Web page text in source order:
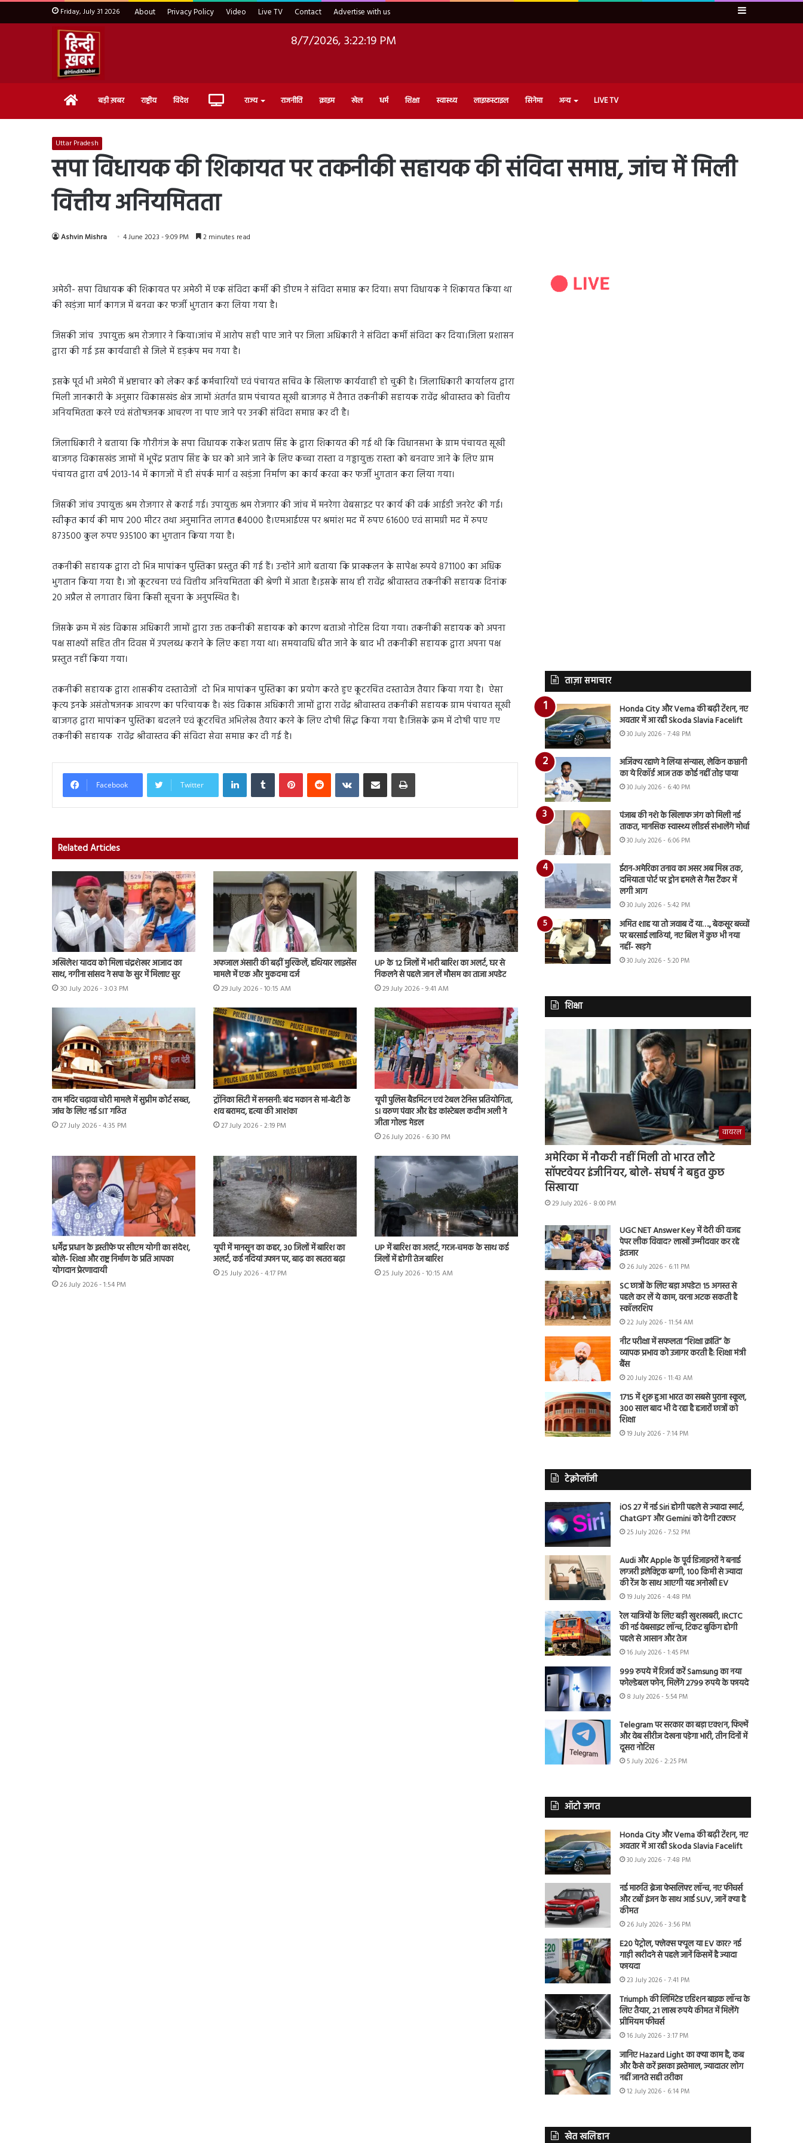
Friday, July 31 2026 About Privacy Policy Video Live TV Contact Advertise with us Sidebar
8/7/2026, 3:22:20 PM
Home बड़ी ख़बर राष्ट्रीय विदेश Live राज्य राजनीति क्राइम खेल धर्म शिक्षा स्वास्थ्य लाइफ़स्टाइल सिनेमा अन्य LIVE TV
Uttar Pradesh
सपा विधायक की शिकायत पर तकनीकी सहायक की संविदा समाप्त, जांच में मिली
वित्तीय अनियमितता
Ashvin Mishra 4 June 2023 - 9:09 PM 2 minutes read
अमेठी- सपा विधायक की शिकायत पर अमेठी में एक संविदा कर्मी की डीएम ने संविदा समाप्त कर दिया। सपा विधायक ने शिकायत किया था
की खड़ंजा मार्ग कागज में बनवा कर फर्जी भुगतान करा लिया गया है।
जिसकी जांच उपायुक्त श्रम रोजगार ने किया।जांच में आरोप सही पाए जाने पर जिला अधिकारी ने संविदा कर्मी संविदा कर दिया।जिला प्रशासन
द्वारा की गई इस कार्यवाही से जिले में हड़कंप मच गया है।
इसके पूर्व भी अमेठी में भ्रष्टाचार को लेकर कई कर्मचारियों एवं पंचायत सचिव के खिलाफ कार्यवाही हो चुकी है। जिलाधिकारी कार्यालय द्वारा
मिली जानकारी के अनुसार विकासखंड क्षेत्र जामों अंतर्गत ग्राम पंचायत सूखी बाजगढ़ में तैनात तकनीकी सहायक रावेंद्र श्रीवास्तव को वित्तीय
अनियमितता करने एवं संतोषजनक आचरण ना पाए जाने पर उनकी संविदा समाप्त कर दी है।
जिलाधिकारी ने बताया कि गौरीगंज के सपा विधायक राकेश प्रताप सिंह के द्वारा शिकायत की गई थी कि विधानसभा के ग्राम पंचायत सूखी
बाजगढ़ विकासखंड जामों में भूपेंद्र प्रताप सिंह के घर को आने जाने के लिए कच्चा रास्ता व गड्ढायुक्त रास्ता को बनवाए जाने के लिए ग्राम
पंचायत द्वारा वर्ष 2013-14 में कागजों में ही संपर्क मार्ग व खड़ंजा निर्माण का कार्य करवा कर फर्जी भुगतान करा लिया गया।
जिसकी जांच उपायुक्त श्रम रोजगार से कराई गई। उपायुक्त श्रम रोजगार की जांच में मनरेगा वेबसाइट पर कार्य की वर्क आईडी जनरेट की गई।
स्वीकृत कार्य की माप 200 मीटर तथा अनुमानित लागत ₹64000 है।एमआईएस पर श्रमांश मद में रुपए 61600 एवं सामग्री मद में रुपए
873500 कुल रुपए 935100 का भुगतान किया गया है।
तकनीकी सहायक द्वारा दो भिन्न मापांकन पुस्तिका प्रस्तुत की गई हैं। उन्होंने आगे बताया कि प्राक्कलन के सापेक्ष रूपये 871100 का अधिक
भुगतान किया गया है। जो कूटरचना एवं वित्तीय अनियमितता की श्रेणी में आता है।इसके साथ ही रावेंद्र श्रीवास्तव तकनीकी सहायक दिनांक
20 अप्रैल से लगातार बिना किसी सूचना के अनुपस्थित है।
जिसके क्रम में खंड विकास अधिकारी जामों द्वारा उक्त तकनीकी सहायक को कारण बताओ नोटिस दिया गया। तकनीकी सहायक को अपना
पक्ष साक्ष्यों सहित तीन दिवस में उपलब्ध कराने के लिए कहा गया था। समयावधि बीत जाने के बाद भी तकनीकी सहायक द्वारा अपना पक्ष
प्रस्तुत नहीं किया गया।
तकनीकी सहायक द्वारा शासकीय दस्तावेजों दो भिन्न मापांकन पुस्तिका का प्रयोग करते हुए कूटरचित दस्तावेज तैयार किया गया है। ऐसा
कृत्य इनके असंतोषजनक आचरण का परिचायक है। खंड विकास अधिकारी जामों द्वारा रावेंद्र श्रीवास्तव तकनीकी सहायक ग्राम पंचायत सूखी
बाजगढ़ द्वारा मापांकन पुस्तिका बदलने एवं कूटरचित अभिलेख तैयार करने के लिए दोषी सिद्ध किया गया है।जिसके क्रम में दोषी पाए गए
तकनीकी सहायक रावेंद्र श्रीवास्तव की संविदा सेवा समाप्त कर दी गई है।
Facebook Twitter
LinkedInTumblr PinterestReddit VKontakteShare via Email Print
Related Articles
अखिलेश यादव को मिला चंद्रशेखर आजाद का
साथ, नगीना सांसद ने सपा के सुर में मिलाए सुर
30 July 2026 - 3:03 PM
अफजाल अंसारी की बढ़ीं मुश्किलें, हथियार लाइसेंस
मामले में एक और मुकदमा दर्ज
29 July 2026 - 10:15 AM
UP के 12 जिलों में भारी बारिश का अलर्ट, घर से
निकलने से पहले जान लें मौसम का ताजा अपडेट
29 July 2026 - 9:41 AM
राम मंदिर चढ़ावा चोरी मामले में सुप्रीम कोर्ट सख्त,
जांच के लिए नई SIT गठित
27 July 2026 - 4:35 PM
ट्रॉनिका सिटी में सनसनी: बंद मकान से मां-बेटी के
शव बरामद, हत्या की आशंका
27 July 2026 - 2:19 PM
यूपी पुलिस बैडमिंटन एवं टेबल टेनिस प्रतियोगिता,
SI वरुण पंवार और हेड कांस्टेबल कदीम अली ने
जीता गोल्ड मेडल
26 July 2026 - 6:30 PM
धर्मेंद्र प्रधान के इस्तीफे पर सीएम योगी का संदेश,
बोले- शिक्षा और राष्ट्र निर्माण के प्रति आपका
योगदान प्रेरणादायी
26 July 2026 - 1:54 PM
यूपी में मानसून का कहर, 30 जिलों में बारिश का
अलर्ट, कई नदियां उफान पर, बाढ़ का खतरा बढ़ा
25 July 2026 - 4:17 PM
UP में बारिश का अलर्ट, गरज-चमक के साथ कई
जिलों में होगी तेज बारिश
25 July 2026 - 10:15 AM
ताज़ा समाचार
Honda City और Verna की बढ़ी टेंशन, नए
अवतार में आ रही Skoda Slavia Facelift
30 July 2026 - 7:48 PM
अजिंक्य रहाणे ने लिया संन्यास, लेकिन कप्तानी
का ये रिकॉर्ड आज तक कोई नहीं तोड़ पाया
30 July 2026 - 6:40 PM
पंजाब की नशे के खिलाफ जंग को मिली नई
ताकत, मानसिक स्वास्थ्य लीडर्स संभालेंगे मोर्चा
30 July 2026 - 6:06 PM
ईरान-अमेरिका तनाव का असर अब मिस्र तक,
दमियाता पोर्ट पर ड्रोन हमले से गैस टैंकर में
लगी आग
30 July 2026 - 5:42 PM
अमित शाह या तो जवाब दें या…., बेकसूर बच्चों
पर बरसाई लाठियां, नए बिल में कुछ भी नया
नहीं- खड़गे
30 July 2026 - 5:20 PM
शिक्षा
वायरल
अमेरिका में नौकरी नहीं मिली तो भारत लौटे
सॉफ्टवेयर इंजीनियर, बोले- संघर्ष ने बहुत कुछ
सिखाया
29 July 2026 - 8:00 PM
UGC NET Answer Key में देरी की वजह
पेपर लीक विवाद? लाखों उम्मीदवार कर रहे
इंतजार
26 July 2026 - 6:11 PM
SC छात्रों के लिए बड़ा अपडेट! 15 अगस्त से
पहले कर लें ये काम, वरना अटक सकती है
स्कॉलरशिप
22 July 2026 - 11:54 AM
नीट परीक्षा में सफलता “शिक्षा क्रांति” के
व्यापक प्रभाव को उजागर करती है: शिक्षा मंत्री
बैंस
20 July 2026 - 11:43 AM
1715 में शुरू हुआ भारत का सबसे पुराना स्कूल,
300 साल बाद भी दे रहा है हजारों छात्रों को
शिक्षा
19 July 2026 - 7:14 PM
टेक्नोलॉजी
iOS 27 में नई Siri होगी पहले से ज्यादा स्मार्ट,
ChatGPT और Gemini को देगी टक्कर
25 July 2026 - 7:52 PM
Audi और Apple के पूर्व डिजाइनरों ने बनाई
लग्जरी इलेक्ट्रिक बग्गी, 100 किमी से ज्यादा
की रेंज के साथ आएगी यह अनोखी EV
19 July 2026 - 4:48 PM
रेल यात्रियों के लिए बड़ी खुशखबरी, IRCTC
की नई वेबसाइट लॉन्च, टिकट बुकिंग होगी
पहले से आसान और तेज
16 July 2026 - 1:45 PM
999 रुपये में रिजर्व करें Samsung का नया
फोल्डेबल फोन, मिलेंगे 2799 रुपये के फायदे
8 July 2026 - 5:54 PM
Telegram पर सरकार का बड़ा एक्शन, फिल्में
और वेब सीरीज देखना पड़ेगा भारी, तीन दिनों में
दूसरा नोटिस
5 July 2026 - 2:25 PM
ऑटो जगत
Honda City और Verna की बढ़ी टेंशन, नए
अवतार में आ रही Skoda Slavia Facelift
30 July 2026 - 7:48 PM
नई मारुति ब्रेजा फेसलिफ्ट लॉन्च, नए फीचर्स
और टर्बो इंजन के साथ आई SUV, जानें क्या है
कीमत
26 July 2026 - 3:56 PM
E20 पेट्रोल, फ्लेक्स फ्यूल या EV कार? नई
गाड़ी खरीदने से पहले जानें किसमें है ज्यादा
फायदा
23 July 2026 - 7:41 PM
Triumph की लिमिटेड एडिशन बाइक लॉन्च के
लिए तैयार, 21 लाख रुपये कीमत में मिलेंगे
प्रीमियम फीचर्स
16 July 2026 - 3:17 PM
जानिए Hazard Light का क्या काम है, कब
और कैसे करें इसका इस्तेमाल, ज्यादातर लोग
नहीं जानते सही तरीका
12 July 2026 - 6:14 PM
खेत खलिहान